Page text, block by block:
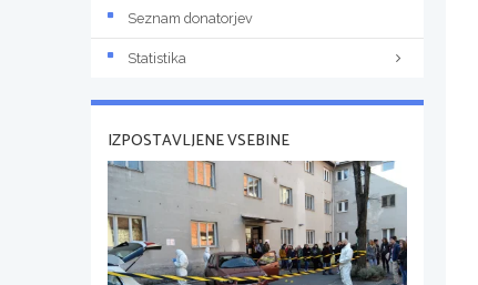
Seznam donatorjev
Statistika
IZPOSTAVLJENE VSEBINE